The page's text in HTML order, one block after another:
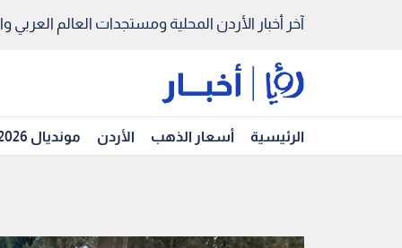
آخر أخبار الأردن المحلية ومستجدات العالم العربي
الرئيسية أسعار الذهب الأردن مونديال 2026